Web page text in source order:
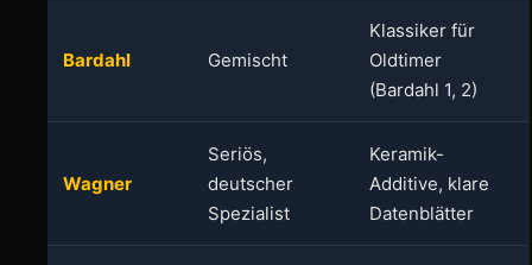
Bardahl Gemischt
Klassiker für
Oldtimer
(Bardahl 1, 2)
Wagner
Seriös,
deutscher
Spezialist
Keramik-
Additive, klare
Datenblätter